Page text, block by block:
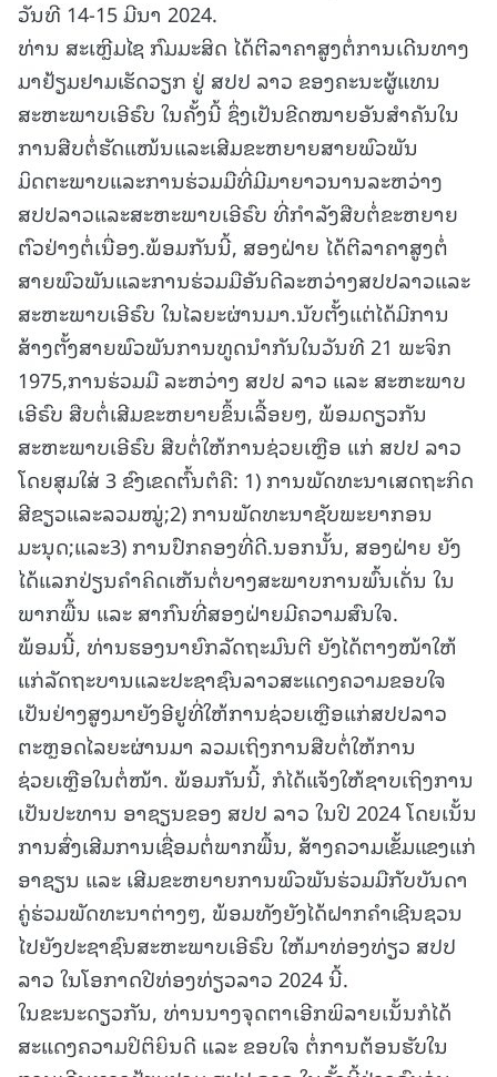
ວັນທີ 14-15 ມີນາ 2024.
ທ່ານ ສະເຫຼີມໄຊ ກົມມະສິດ ໄດ້ຕີລາຄາສູງຕໍ່ການເດີນທາງ
ມາຢ້ຽມຢາມເຮັດວຽກ ຢູ່ ສປປ ລາວ ຂອງຄະນະຜູ້ແທນ
ສະຫະພາບເອີຣົບ ໃນຄັ້ງນີ້ ຊຶ່ງເປັນຂີດໝາຍອັນສຳຄັນໃນ
ການສືບຕໍ່ຮັດແໜ້ນແລະເສີມຂະຫຍາຍສາຍພົວພັນ
ມິດຕະພາບແລະການຮ່ວມມືທີ່ມີມາຍາວນານລະຫວ່າງ
ສປປລາວແລະສະຫະພາບເອີຣົບ ທີ່ກຳລັງສືບຕໍ່ຂະຫຍາຍ
ຕົວຢ່າງຕໍ່ເນື່ອງ.ພ້ອມກັນນີ້, ສອງຝ່າຍ ໄດ້ຕີລາຄາສູງຕໍ່
ສາຍພົວພັນແລະການຮ່ວມມືອັນດີລະຫວ່າງສປປລາວແລະ
ສະຫະພາບເອີຣົບ ໃນໄລຍະຜ່ານມາ.ນັບຕັ້ງແຕ່ໄດ້ມີການ
ສ້າງຕັ້ງສາຍພົວພັນການທູດນຳກັນໃນວັນທີ 21 ພະຈິກ
1975,ການຮ່ວມມື ລະຫວ່າງ ສປປ ລາວ ແລະ ສະຫະພາບ
ເອີຣົບ ສືບຕໍ່ເສີມຂະຫຍາຍຂຶ້ນເລື້ອຍໆ, ພ້ອມດຽວກັນ
ສະຫະພາບເອີຣົບ ສືບຕໍ່ໃຫ້ການຊ່ວຍເຫຼືອ ແກ່ ສປປ ລາວ
ໂດຍສຸມໃສ່ 3 ຂົງເຂດຕົ້ນຕໍຄື: 1) ການພັດທະນາເສດຖະກິດ
ສີຂຽວແລະລວມໝູ່;2) ການພັດທະນາຊັບພະຍາກອນ
ມະນຸດ;ແລະ3) ການປົກຄອງທີ່ດີ.ນອກນັ້ນ, ສອງຝ່າຍ ຍັງ
ໄດ້ແລກປ່ຽນຄໍາຄິດເຫັນຕໍ່ບາງສະພາບການພົ້ນເດັ່ນ ໃນ
ພາກພື້ນ ແລະ ສາກົນທີ່ສອງຝ່າຍມີຄວາມສົນໃຈ.
ພ້ອມນີ້, ທ່ານຮອງນາຍົກລັດຖະມົນຕີ ຍັງໄດ້ຕາງໜ້າໃຫ້
ແກ່ລັດຖະບານແລະປະຊາຊົນລາວສະແດງຄວາມຂອບໃຈ
ເປັນຢ່າງສູງມາຍັງອີຢູທີ່ໃຫ້ການຊ່ວຍເຫຼືອແກ່ສປປລາວ
ຕະຫຼອດໄລຍະຜ່ານມາ ລວມເຖິງການສືບຕໍ່ໃຫ້ການ
ຊ່ວຍເຫຼືອໃນຕໍ່ໜ້າ. ພ້ອມກັນນີ້, ກໍໄດ້ແຈ້ງໃຫ້ຊາບເຖິງການ
ເປັນປະທານ ອາຊຽນຂອງ ສປປ ລາວ ໃນປີ 2024 ໂດຍເນັ້ນ
ການສົ່ງເສີມການເຊື່ອມຕໍ່ພາກພື້ນ, ສ້າງຄວາມເຂັ້ມແຂງແກ່
ອາຊຽນ ແລະ ເສີມຂະຫຍາຍການພົວພັນຮ່ວມມືກັບບັນດາ
ຄູ່ຮ່ວມພັດທະນາຕ່າງໆ, ພ້ອມທັງຍັງໄດ້ຝາກຄໍາເຊີນຊວນ
ໄປຍັງປະຊາຊົນສະຫະພາບເອີຣົບ ໃຫ້ມາທ່ອງທ່ຽວ ສປປ
ລາວ ໃນໂອກາດປີທ່ອງທ່ຽວລາວ 2024 ນີ້.
ໃນຂະນະດຽວກັນ, ທ່ານນາງຈຸດຕາເອີກພິລາຍເນັ້ນກໍໄດ້
ສະແດງຄວາມປິຕິຍິນດີ ແລະ ຂອບໃຈ ຕໍ່ການຕ້ອນຮັບໃນ